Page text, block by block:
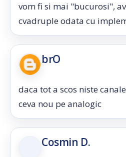
vom fi si mai "bucurosi",
cvadruple odata cu
brO
daca tot a scos niste
ceva nou pe analogic
Cosmin D.